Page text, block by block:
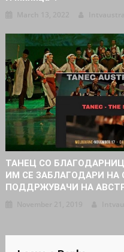
ТАНЕЦ СО
ИМ СЕ ЗАБЛАГОДАРИ НА
ПОДДРЖУВАЧИ НА